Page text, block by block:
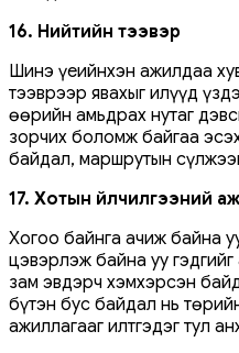
16. Нийтийн тээвэр
Шинэ үеийнхэн ажилдаа
тээврээр явахыг илүүд
өөрийн амьдрах нутаг
зорчих боломж байгаа
байдал, маршрутын
17. Хотын үйлчилгээний
Хогоо байнга ачиж байна
цэвэрлэж байна уу
зам эвдэрч хэмхэрсэн
бүтэн бус байдал нь
ажиллагааг илтгэдэг тул